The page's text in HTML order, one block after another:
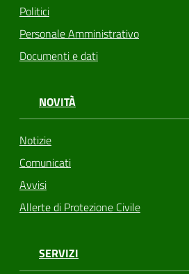
Politici
Personale Amministrativo
Documenti e dati
NOVITÀ
Notizie
Comunicati
Avvisi
Allerte di Protezione Civile
SERVIZI